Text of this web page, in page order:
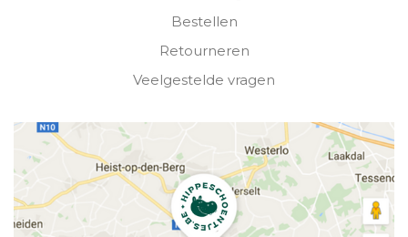
Bestellen
Retourneren
Veelgestelde vragen